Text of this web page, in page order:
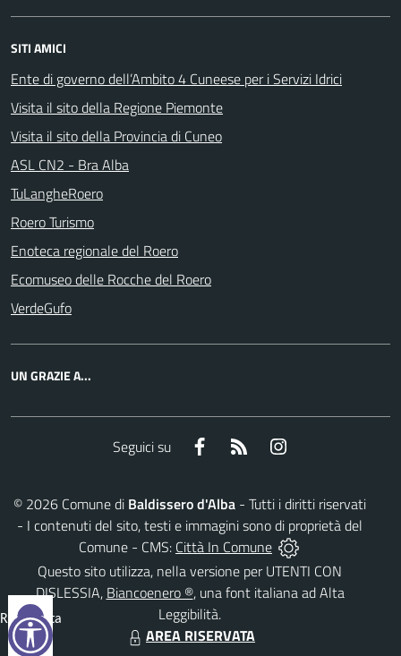
SITI AMICI
Ente di governo dell’Ambito 4 Cuneese per i Servizi Idrici
Visita il sito della Regione Piemonte
Visita il sito della Provincia di Cuneo
ASL CN2 - Bra Alba
TuLangheRoero
Roero Turismo
Enoteca regionale del Roero
Ecomuseo delle Rocche del Roero
VerdeGufo
UN GRAZIE A...
Seguici su Facebook RSS
© 2026 Comune di Baldissero d'Alba - Tutti i diritti riservati
- I contenuti del sito, testi e immagini sono di proprietà del
Comune - CMS: Città In Comune
Questo sito utilizza, nella versione per UTENTI CON
DISLESSIA, Biancoenero ®, una font italiana ad Alta
Leggibilità.
AREA RISERVATA
Reimposta
tutto